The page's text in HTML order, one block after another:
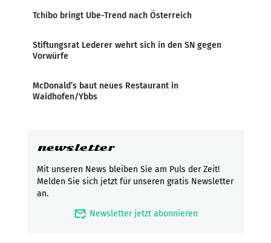
Tchibo bringt Ube-Trend nach Österreich
Stiftungsrat Lederer wehrt sich in den SN gegen
Vorwürfe
McDonald’s baut neues Restaurant in
Waidhofen/Ybbs
newsletter
Mit unseren News bleiben Sie am Puls der Zeit!
Melden Sie sich jetzt für unseren gratis Newsletter
an.
mark_email_read Newsletter jetzt abonnieren